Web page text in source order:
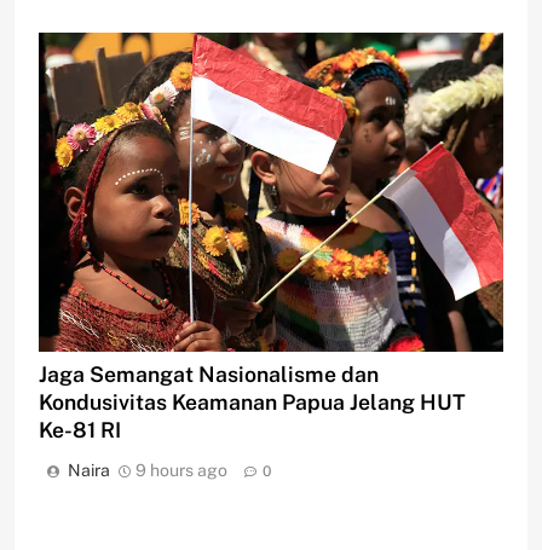
Jaga Semangat Nasionalisme dan
Kondusivitas Keamanan Papua Jelang HUT
Ke-81 RI
Naira 9 hours ago 0